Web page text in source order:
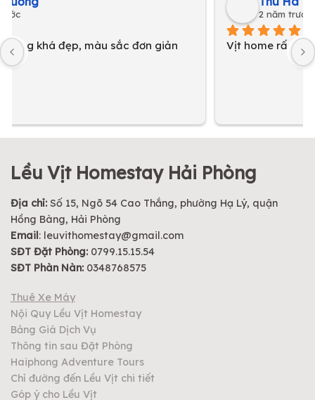
Vịt home rấc oke
Lều Vịt Homestay Hải Phòng
Địa chỉ: Số 15, Ngõ 54 Cao Thắng, phường Hạ Lý, quận
Hồng Bàng, Hải Phòng
Email: leuvithomestay@gmail.com
SĐT Đặt Phòng: 0799.15.15.54
SĐT Phàn Nàn: 0348768575
Thuê Xe Máy
Nội Quy Lều Vịt Homestay
Bảng Giá Dịch Vụ
Thông tin sau Đặt Phòng
Haiphong Adventure Tours
Chỉ đường đến Lều Vịt chi tiết
Góp ý cho Lều Vịt